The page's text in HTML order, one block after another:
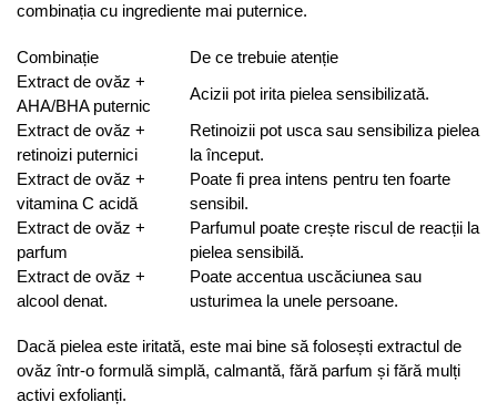
combinația cu ingrediente mai puternice.
Combinație
De ce trebuie atenție
Extract de ovăz +
AHA/BHA puternic
Acizii pot irita pielea sensibilizată.
Extract de ovăz +
retinoizi puternici
Retinoizii pot usca sau sensibiliza pielea
la început.
Extract de ovăz +
vitamina C acidă
Poate fi prea intens pentru ten foarte
sensibil.
Extract de ovăz +
parfum
Parfumul poate crește riscul de reacții la
pielea sensibilă.
Extract de ovăz +
alcool denat.
Poate accentua uscăciunea sau
usturimea la unele persoane.
Dacă pielea este iritată, este mai bine să folosești extractul de
ovăz într-o formulă simplă, calmantă, fără parfum și fără mulți
activi exfolianți.